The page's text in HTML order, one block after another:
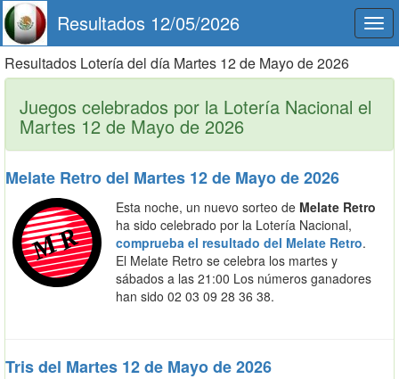
Resultados 12/05/2026
Resultados Lotería del día Martes 12 de Mayo de 2026
Juegos celebrados por la Lotería Nacional el
Martes 12 de Mayo de 2026
Melate Retro del Martes 12 de Mayo de 2026
Esta noche, un nuevo sorteo de Melate Retro
ha sido celebrado por la Lotería Nacional,
comprueba el resultado del Melate Retro.
El Melate Retro se celebra los martes y
sábados a las 21:00 Los números ganadores
han sido 02 03 09 28 36 38.
Tris del Martes 12 de Mayo de 2026